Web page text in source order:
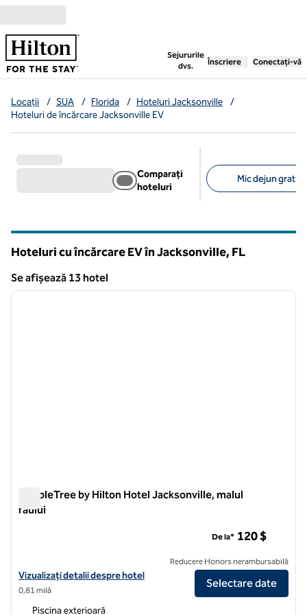
Sejururile
dvs.
, deschide o filă nouă
Înscriere Conectați-vă
Locații / SUA / Florida / Hoteluri Jacksonville
/
Hoteluri de încărcare Jacksonville EV
Comparați
hoteluri
Mic dejun
Hoteluri cu încărcare EV în Jacksonville, FL
Se afișează 13 hotel
Se afișează 13 hotel
1 din 12
DoubleTree by Hilton Hotel Jacksonville, malul
râului
Vizualizați detaliile hotelului DoubleTree by Hilton, la malul râului
Vizualizați detalii despre hotel
0,81 milă
De la* 120 $
Reducere Honors nerambursabilă
Selectare date
Piscina exterioară